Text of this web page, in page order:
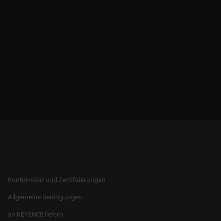
Konformität und Zertifizierungen
Allgemeine Bedingungen
an KEYENCE liefern